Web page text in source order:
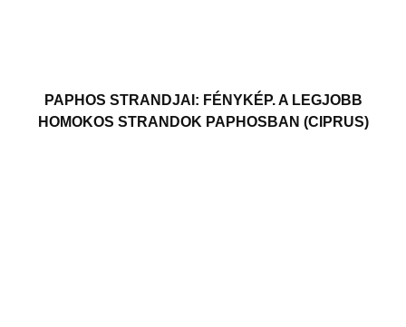
PAPHOS STRANDJAI: FÉNYKÉP. A LEGJOBB
HOMOKOS STRANDOK PAPHOSBAN (CIPRUS)